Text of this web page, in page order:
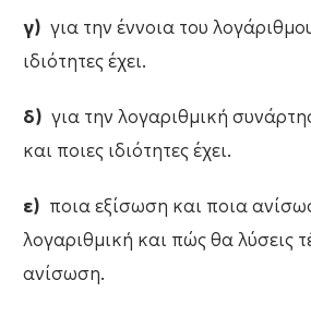
γ) για την έννοια του
ιδιότητες έχει.
δ) για την λογαριθμική
και ποιες ιδιότητες έχει.
ε) ποια εξίσωση και ποια
λογαριθμική και πώς θα λύσεις
ανίσωση.